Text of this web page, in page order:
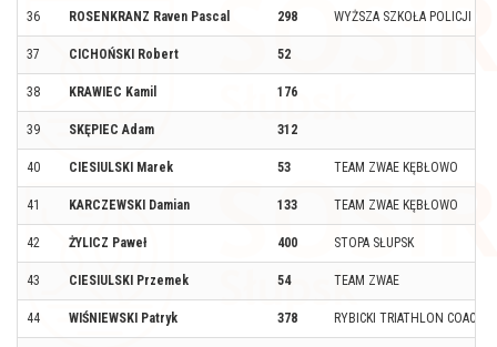
36 ROSENKRANZ Raven Pascal 298 WYŻSZA SZKOŁA POLICJI W
37 CICHOŃSKI Robert 52
38 KRAWIEC Kamil 176
39 SKĘPIEC Adam 312
40 CIESIULSKI Marek 53 TEAM ZWAE KĘBŁOWO
41 KARCZEWSKI Damian 133 TEAM ZWAE KĘBŁOWO
42 ŻYLICZ Paweł 400 STOPA SŁUPSK
43 CIESIULSKI Przemek 54 TEAM ZWAE
44 WIŚNIEWSKI Patryk 378 RYBICKI TRIATHLON COACH